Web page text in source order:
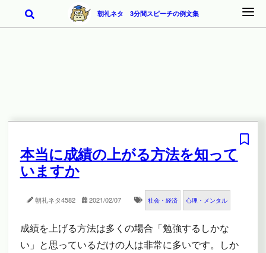
朝礼ネタ 3分間スピーチの例文集
本当に成績の上がる方法を知って
いますか
朝礼ネタ4582 2021/02/07 社会・経済 心理・メンタル
成績を上げる方法は多くの場合「勉強するしかな
い」と思っているだけの人は非常に多いです。しか